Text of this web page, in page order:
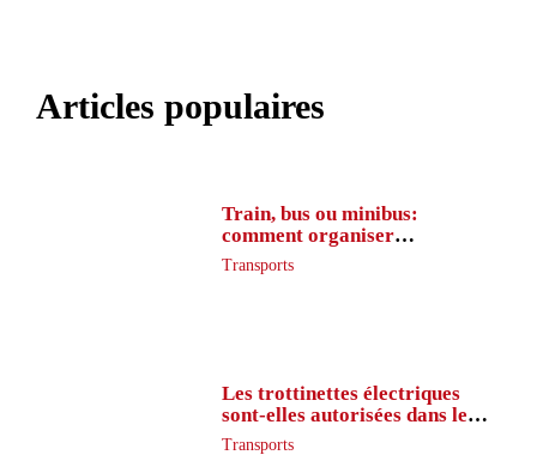
Articles populaires
Train, bus ou minibus:
comment organiser
l’itinéraire en France
Transports
Les trottinettes électriques
sont-elles autorisées dans le
métro ?
Transports